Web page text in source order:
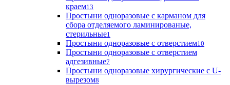
краем13
Простыни одноразовые с карманом для
сбора отделяемого ламинированые,
стерильные1
Простыни одноразовые с отверстием10
Простыни одноразовые с отверстием
адгезивные7
Простыни одноразовые хирургические с U-
вырезом8